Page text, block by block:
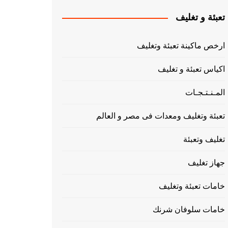
تعبئة و تغليف
ارخص ماكينة تعبئة وتغليف
اكياس تعبئة و تغليف
المـنـتـجـات
تعبئة وتغليف ومعدات فى مصر و العالم
تغليف وتعبئة
جهاز تغليف
خامات تعبئة وتغليف
خامات سلوفان شرنك